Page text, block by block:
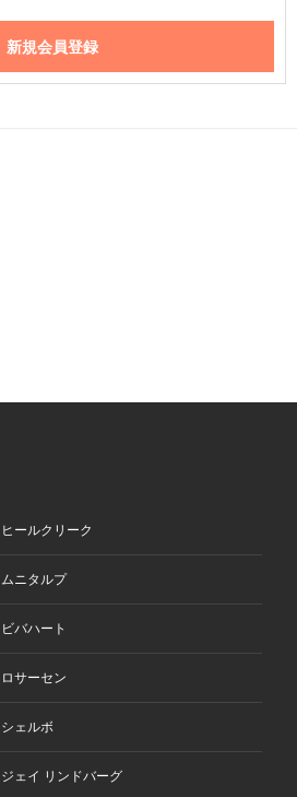
ヒールクリーク
ムニタルプ
ビバハート
ロサーセン
シェルボ
ジェイ リンドバーグ